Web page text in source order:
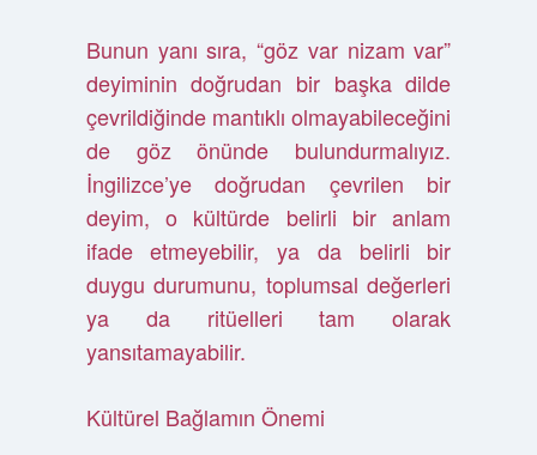
Bunun yanı sıra, “göz var nizam var”
deyiminin doğrudan bir başka dilde
çevrildiğinde mantıklı olmayabileceğini
de göz önünde bulundurmalıyız.
İngilizce’ye doğrudan çevrilen bir
deyim, o kültürde belirli bir anlam
ifade etmeyebilir, ya da belirli bir
duygu durumunu, toplumsal değerleri
ya da ritüelleri tam olarak
yansıtamayabilir.
Kültürel Bağlamın Önemi